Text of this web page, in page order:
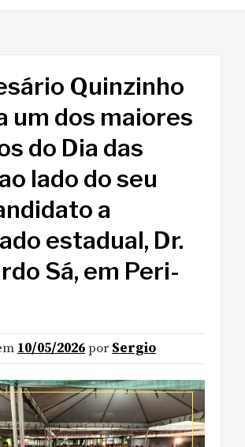
Quinzinho
um dos maiores
do Dia das
lado do seu
a
estadual, Dr.
Sá, em Peri-
10/05/2026por Sergio